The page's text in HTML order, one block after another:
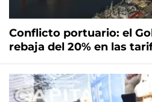
Conflicto portuario: el
rebaja del 20% en las